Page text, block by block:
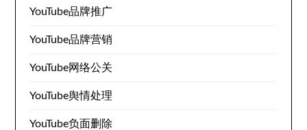
YouTube品牌推广
YouTube品牌营销
YouTube网络公关
YouTube舆情处理
YouTube负面删除